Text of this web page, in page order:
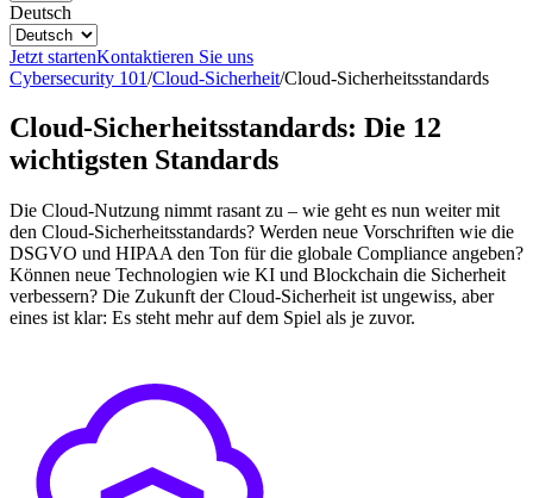
Deutsch
Jetzt startenKontaktieren Sie uns
Cybersecurity 101/Cloud-Sicherheit/Cloud-Sicherheitsstandards
Cloud-Sicherheitsstandards: Die 12
wichtigsten Standards
Die Cloud-Nutzung nimmt rasant zu – wie geht es nun weiter mit
den Cloud-Sicherheitsstandards? Werden neue Vorschriften wie die
DSGVO und HIPAA den Ton für die globale Compliance angeben?
Können neue Technologien wie KI und Blockchain die Sicherheit
verbessern? Die Zukunft der Cloud-Sicherheit ist ungewiss, aber
eines ist klar: Es steht mehr auf dem Spiel als je zuvor.